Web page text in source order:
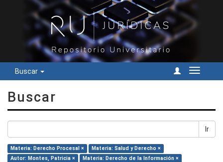
Buscar
Cambiar
Buscar
Ir
Materia: Derecho Procesal ×
Materia: Salud y Derecho ×
Autor: Montes, Patricia ×
Materia: Derecho de la Información ×